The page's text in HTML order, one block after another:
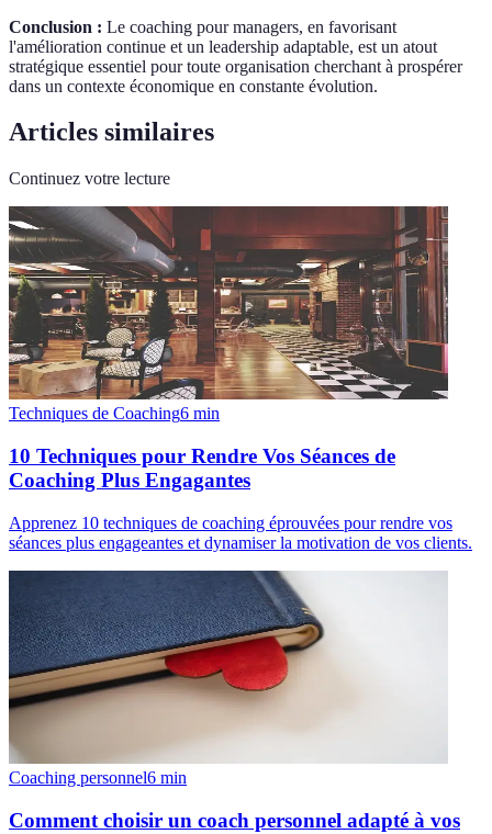
Conclusion : Le coaching pour managers, en favorisant
l'amélioration continue et un leadership adaptable, est un atout
stratégique essentiel pour toute organisation cherchant à prospérer
dans un contexte économique en constante évolution.
Articles similaires
Continuez votre lecture
Techniques de Coaching6 min
10 Techniques pour Rendre Vos Séances de
Coaching Plus Engagantes
Apprenez 10 techniques de coaching éprouvées pour rendre vos
séances plus engageantes et dynamiser la motivation de vos clients.
Coaching personnel6 min
Comment choisir un coach personnel adapté à vos